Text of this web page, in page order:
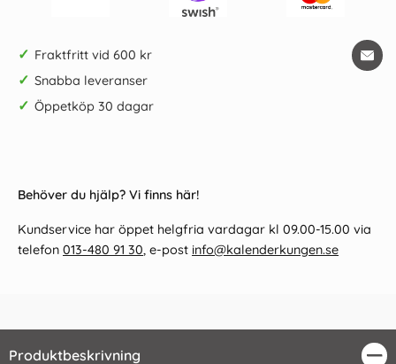
✓ Fraktfritt vid 600 kr
✓ Snabba leveranser
✓ Öppetköp 30 dagar
Behöver du hjälp? Vi finns här!
Kundservice har öppet helgfria vardagar kl 09.00-15.00 via
telefon 013-480 91 30, e-post info@kalenderkungen.se
Produktbeskrivning